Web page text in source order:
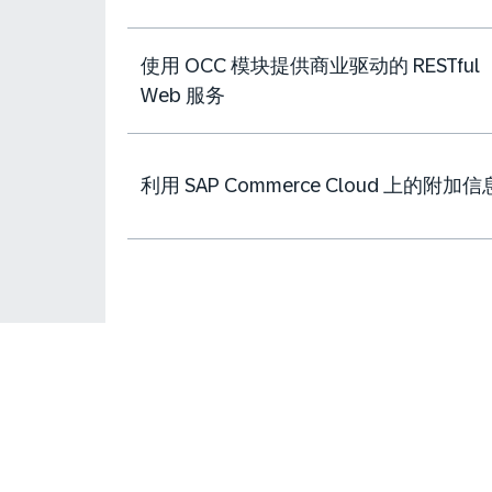
使用 OCC 模块提供商业驱动的 RESTful
Web 服务
利用 SAP Commerce Cloud 上的附加信